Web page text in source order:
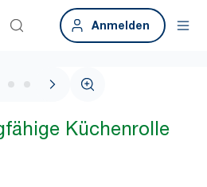
Anmelden
1 / 3
Küchenrolle